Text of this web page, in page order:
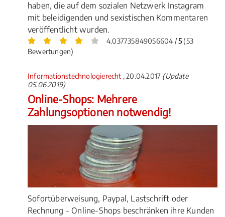
haben, die auf dem sozialen Netzwerk Instagram
mit beleidigenden und sexistischen Kommentaren
veröffentlicht wurden.
4.037735849056604 /5(53
Bewertungen)
Informationstechnologierecht , 20.04.2017 (Update
05.06.2019)
Online-Shops: Mehrere
Zahlungsoptionen notwendig!
Sofortüberweisung, Paypal, Lastschrift oder
Rechnung - Online-Shops beschränken ihre Kunden